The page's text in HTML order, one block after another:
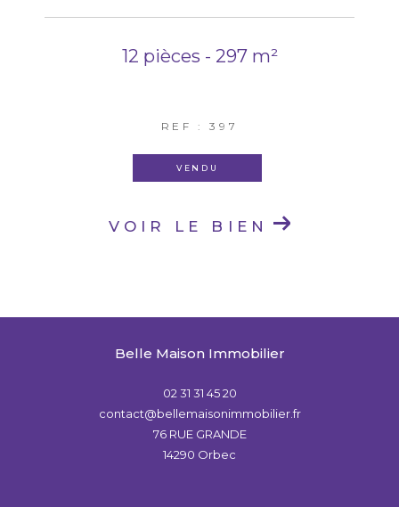
12 pièces - 297 m²
REF : 397
VENDU
VOIR LE BIEN
Belle Maison Immobilier
02 31 31 45 20
contact@bellemaisonimmobilier.fr
76 RUE GRANDE
14290
Orbec